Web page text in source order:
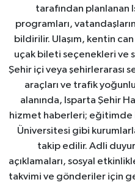
tarafından planlanan
programları,
bildirilir. Ulaşım, kentin
uçak bileti seçenekleri ve
Şehir içi veya şehirlerarası
araçları ve trafik
alanında, Isparta Şehir
hizmet haberleri; eğitimde
Üniversitesi gibi
takip edilir. Adli
açıklamaları, sosyal
takvimi ve gönderiler için